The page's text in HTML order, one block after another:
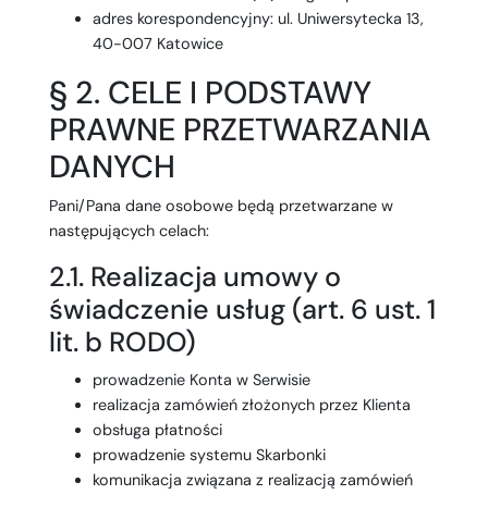
adres korespondencyjny: ul. Uniwersytecka 13,
40-007 Katowice
§ 2. CELE I PODSTAWY
PRAWNE PRZETWARZANIA
DANYCH
Pani/Pana dane osobowe będą przetwarzane w
następujących celach:
2.1. Realizacja umowy o
świadczenie usług (art. 6 ust. 1
lit. b RODO)
prowadzenie Konta w Serwisie
realizacja zamówień złożonych przez Klienta
obsługa płatności
prowadzenie systemu Skarbonki
komunikacja związana z realizacją zamówień